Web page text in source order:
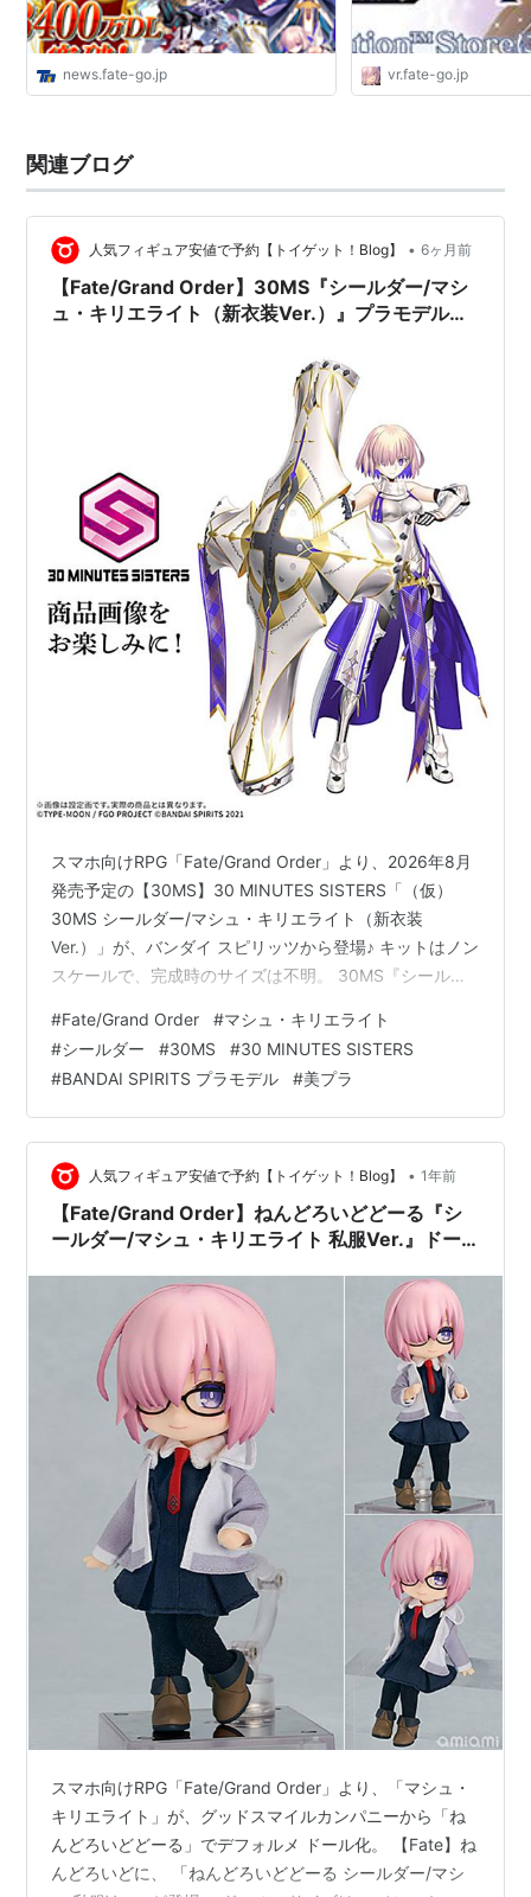
news.fate-go.jp vr.fate-go.jp
関連ブログ
人気フィギュア安値で予約【トイゲット！Blog】 • 6ヶ月前
【Fate/Grand Order】30MS『シールダー/マシ
ュ・キリエライト（新衣装Ver.）』プラモデル予
スマホ向けRPG「Fate/Grand Order」より、2026年8月
発売予定の【30MS】30 MINUTES SISTERS「（仮）
30MS シールダー/マシュ・キリエライト（新衣装
Ver.）」が、バンダイ スピリッツから登場♪ キットはノン
スケールで、完成時のサイズは不明。 30MS『シールダ
Order プラモデルは、バンダイ スピリッツより2026年
08月発売の予定です♪ 【Amazon】30MS『キャスター/
アルトリア・キャスター』プラモデル【バンダイ】
30MS『シールダー/マシュ・キリエライト（新衣装
Ver.）』…
#Fate/Grand Order #マシュ・キリエライト
#シールダー #30MS #30 MINUTES SISTERS
#BANDAI SPIRITS プラモデル #美プラ
人気フィギュア安値で予約【トイゲット！Blog】 • 1年前
【Fate/Grand Order】ねんどろいどどーる『シ
ールダー/マシュ・キリエライト 私服Ver.』ドー
月発売予定♪
スマホ向けRPG「Fate/Grand Order」より、「マシュ・
キリエライト」が、グッドスマイルカンパニーから「ね
んどろいどどーる」でデフォルメ ドール化。 【Fate】ね
んどろいどに、 「ねんどろいどどーる シールダー/マシ